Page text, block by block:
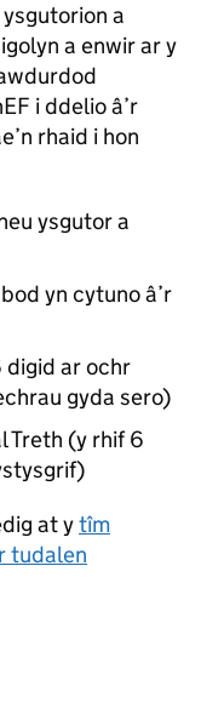
a
a enwir ar y
i ddelio â’r
rhaid i hon
ysgutor a
yn cytuno â’r
ar ochr
gyda sero)
Treth (y rhif 6
at ytîm
tudalen